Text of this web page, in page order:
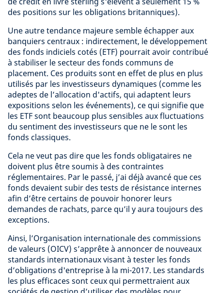
des positions sur les obligations britanniques).
Une autre tendance majeure semble échapper aux
banquiers centraux : indirectement, le développement
des fonds indiciels cotés (ETF) pourrait avoir contribué
à stabiliser le secteur des fonds communs de
placement. Ces produits sont en effet de plus en plus
utilisés par les investisseurs dynamiques (comme les
adeptes de l’allocation d'actifs, qui adaptent leurs
expositions selon les événements), ce qui signifie que
les ETF sont beaucoup plus sensibles aux fluctuations
du sentiment des investisseurs que ne le sont les
fonds classiques.
Cela ne veut pas dire que les fonds obligataires ne
doivent plus être soumis à des contraintes
réglementaires. Par le passé, j’ai déjà avancé que ces
fonds devaient subir des tests de résistance internes
afin d’être certains de pouvoir honorer leurs
demandes de rachats, parce qu’il y aura toujours des
exceptions.
Ainsi, l’Organisation internationale des commissions
de valeurs (OICV) s’apprête à annoncer de nouveaux
standards internationaux visant à tester les fonds
d’obligations d'entreprise à la mi-2017. Les standards
les plus efficaces sont ceux qui permettraient aux